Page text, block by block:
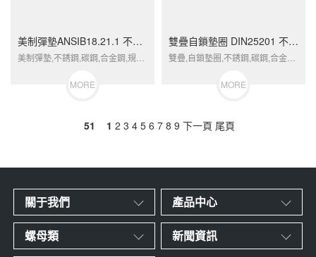
美制彈墊ANSIB18.21.1 不銹鋼（304/316）碳鋼 合金鋼
MORE
雙疊自鎖墊圈 DIN25201 不銹鋼（304/316）碳鋼 合金鋼
MORE
51 1 2 3 4 5 6 7 8 9 下一頁 尾頁
關于我們 產品中心
螺母類 新聞資訊